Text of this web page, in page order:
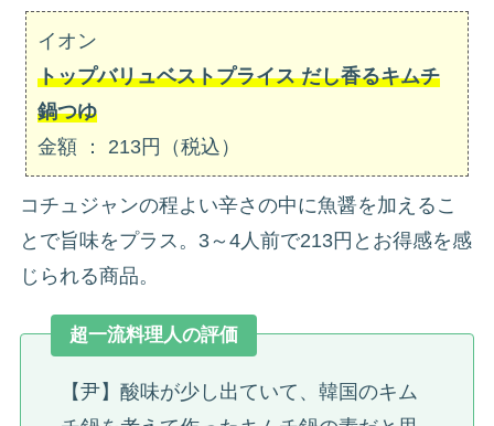
イオン
トップバリュベストプライス だし香るキムチ
鍋つゆ
金額 ： 213円（税込）
コチュジャンの程よい辛さの中に魚醤を加えるこ
とで旨味をプラス。3～4人前で213円とお得感を感
じられる商品。
超一流料理人の評価
【尹】酸味が少し出ていて、韓国のキム